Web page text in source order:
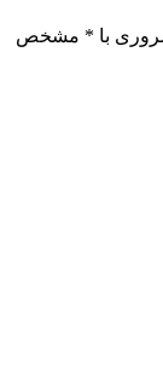
ضروری با * مشخص